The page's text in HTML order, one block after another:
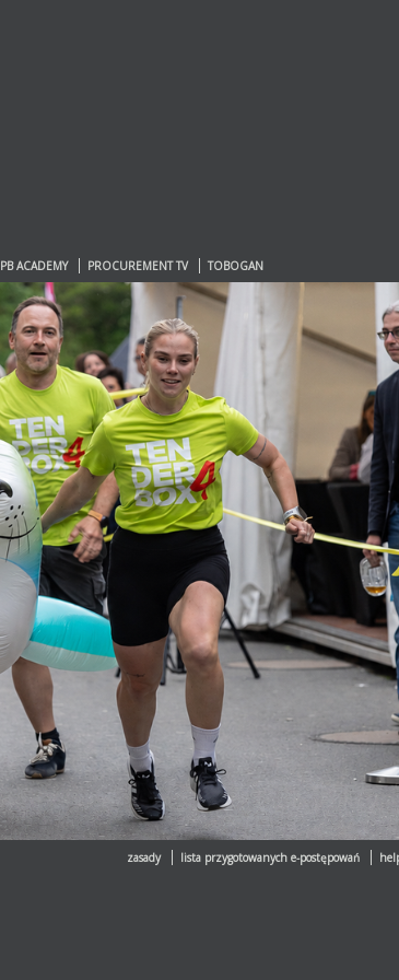
PB ACADEMY PROCUREMENT TV TOBOGAN
zasady lista przygotowanych e-postępowań